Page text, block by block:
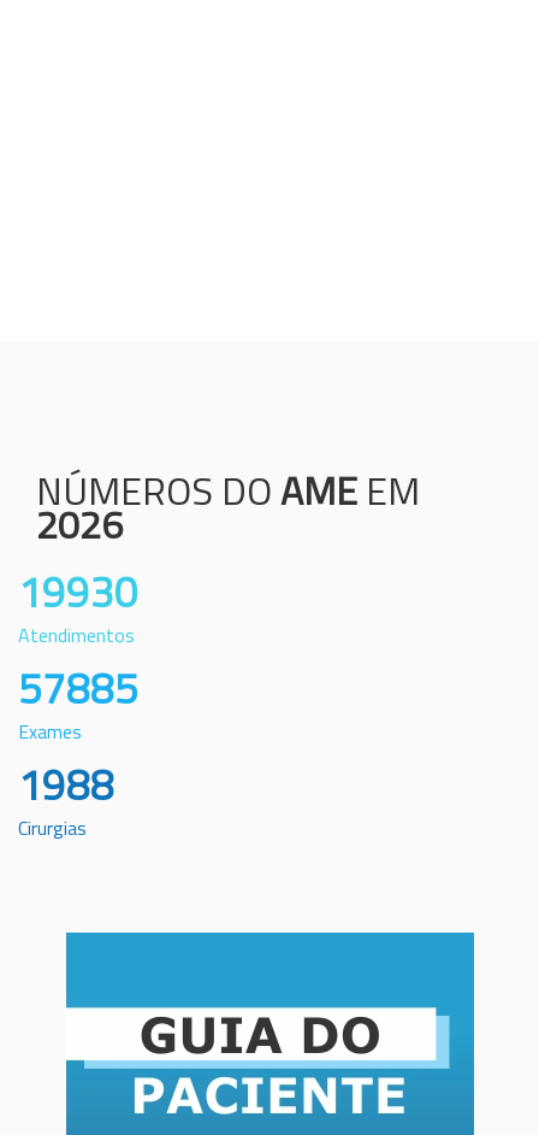
NÚMEROS DOAME EM
2026
19930
Atendimentos
57885
Exames
1988
Cirurgias